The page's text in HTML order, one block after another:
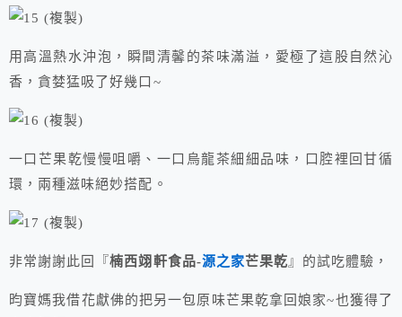
用高溫熱水沖泡，瞬間清馨的茶味滿溢，愛極了這股自然沁
香，貪婪猛吸了好幾口~
一口芒果乾慢慢咀嚼、一口烏龍茶細細品味，口腔裡回甘循
環，兩種滋味絕妙搭配。
非常謝謝此回『楠西翊軒食品-源之家芒果乾』的試吃體驗，
昀寶媽我借花獻佛的把另一包原味芒果乾拿回娘家~也獲得了